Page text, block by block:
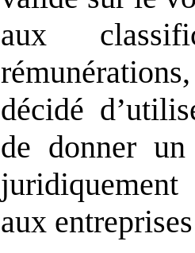
aux
décidé
de donner
aux